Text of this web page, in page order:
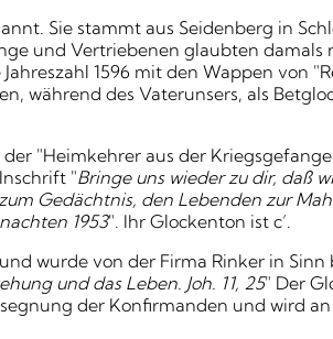
Sie stammt aus Seidenberg in
und Vertriebenen glaubten damals
1596 mit den Wappen von
während des Vaterunsers, als
"Heimkehrer aus der
"Bringe uns wieder zu dir, daß
Gedächtnis, den Lebenden zur
1953". Ihr Glockenton ist c’.
wurde von der Firma Rinker in Sinn
und das Leben. Joh. 11, 25" Der
der Konfirmanden und wird